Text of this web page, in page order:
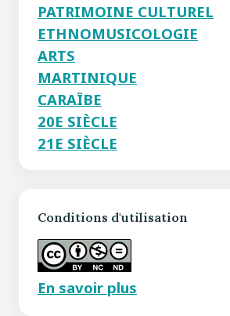
PATRIMOINE CULTUREL
ETHNOMUSICOLOGIE
ARTS
MARTINIQUE
CARAÏBE
20E SIÈCLE
21E SIÈCLE
Conditions d'utilisation
En savoir plus